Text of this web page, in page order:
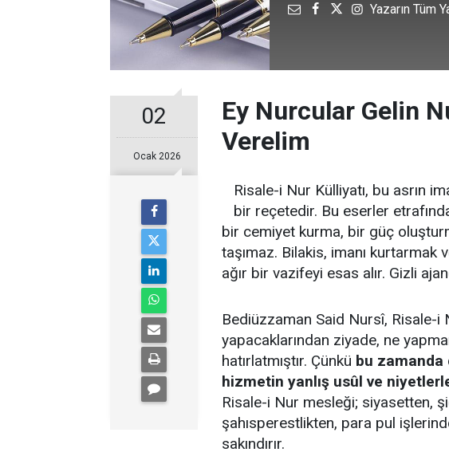
Yazarın Tüm
02
Ocak 2026
Ey Nurcular Gelin
Verelim
Risale-i Nur Külliyatı, bu asrın
bir reçetedir. Bu eserler
bir cemiyet kurma, bir güç
taşımaz. Bilakis, imanı
ağır bir vazifeyi esas alır. Gizli
Bediüzzaman Said Nursî, Risale-i
yapacaklarından ziyade, ne
hatırlatmıştır. Çünkü bu zamanda
hizmetin yanlış usûl ve
Risale-i Nur mesleği; siyasetten,
şahısperestlikten, para pul
sakındırır.